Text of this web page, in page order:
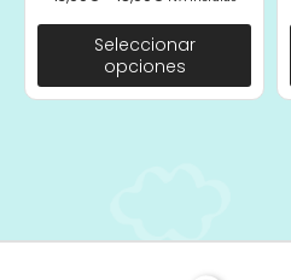
Seleccionar
opciones